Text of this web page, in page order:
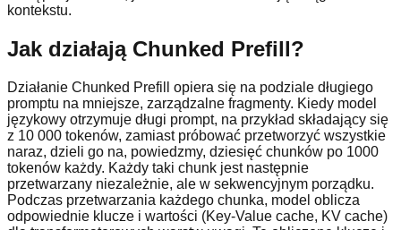
kontekstu.
Jak działają Chunked Prefill?
Działanie Chunked Prefill opiera się na podziale długiego
promptu na mniejsze, zarządzalne fragmenty. Kiedy model
językowy otrzymuje długi prompt, na przykład składający się
z 10 000 tokenów, zamiast próbować przetworzyć wszystkie
naraz, dzieli go na, powiedzmy, dziesięć chunków po 1000
tokenów każdy. Każdy taki chunk jest następnie
przetwarzany niezależnie, ale w sekwencyjnym porządku.
Podczas przetwarzania każdego chunka, model oblicza
odpowiednie klucze i wartości (Key-Value cache, KV cache)